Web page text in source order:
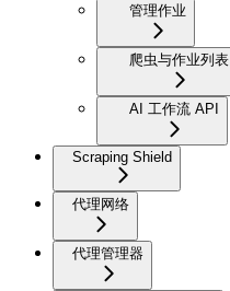
管理作业
爬虫与作业列表
AI 工作流 API
Scraping Shield
代理网络
代理管理器